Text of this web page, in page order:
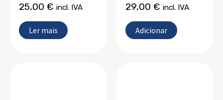
25,00 € incl. IVA
Ler mais
29,00 € incl. IVA
Adicionar